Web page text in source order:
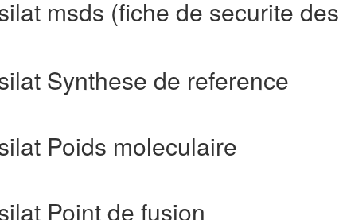
msds (fiche de securite des
Synthese de reference
Poids moleculaire
Point de fusion